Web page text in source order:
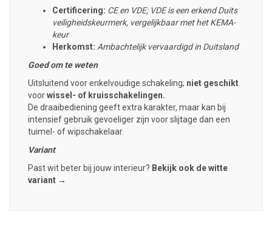
Certificering: CE en VDE; VDE is een erkend Duits
veiligheidskeurmerk, vergelijkbaar met het KEMA-
keur
Herkomst: Ambachtelijk vervaardigd in Duitsland
Goed om te weten
Uitsluitend voor enkelvoudige schakeling; niet geschikt
voorwissel- of kruisschakelingen.
De draaibediening geeft extra karakter, maar kan bij
intensief gebruik gevoeliger zijn voor slijtage dan een
tuimel- of wipschakelaar.
Variant
Past wit beter bij jouw interieur? Bekijk ook de witte
variant →